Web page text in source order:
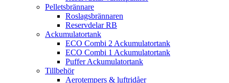
Pelletsbrännare
Roslagsbrännaren
Reservdelar RB
Ackumulatortank
ECO Combi 2 Ackumulatortank
ECO Combi 1 Ackumulatortank
Puffer Ackumulatortank
Tillbehör
Aerotempers & luftridåer